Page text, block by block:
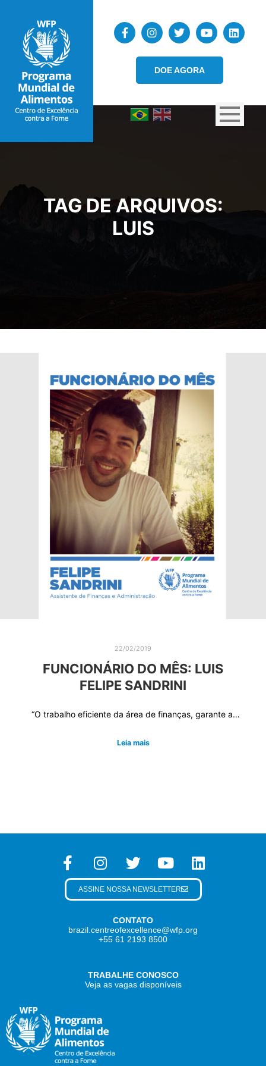
DOE AGORA
TAG DE ARQUIVOS:
LUIS
22/02/2019
FUNCIONÁRIO DO MÊS: LUIS
FELIPE SANDRINI
“O trabalho eficiente da área de finanças, garante a…
Leia mais
CONTATO
brazil.centreofexcellence@wfp.org
+55 61 2193 8500
TRABALHE CONOSCO
Veja as vagas disponíveis
ASSINE NOSSA NEWSLETTER